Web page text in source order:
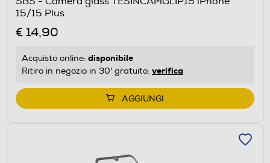
15/15 Plus
€ 14,90
Acquisto online: disponibile
Ritiro in negozio in 30' gratuito: verifica
AGGIUNGI